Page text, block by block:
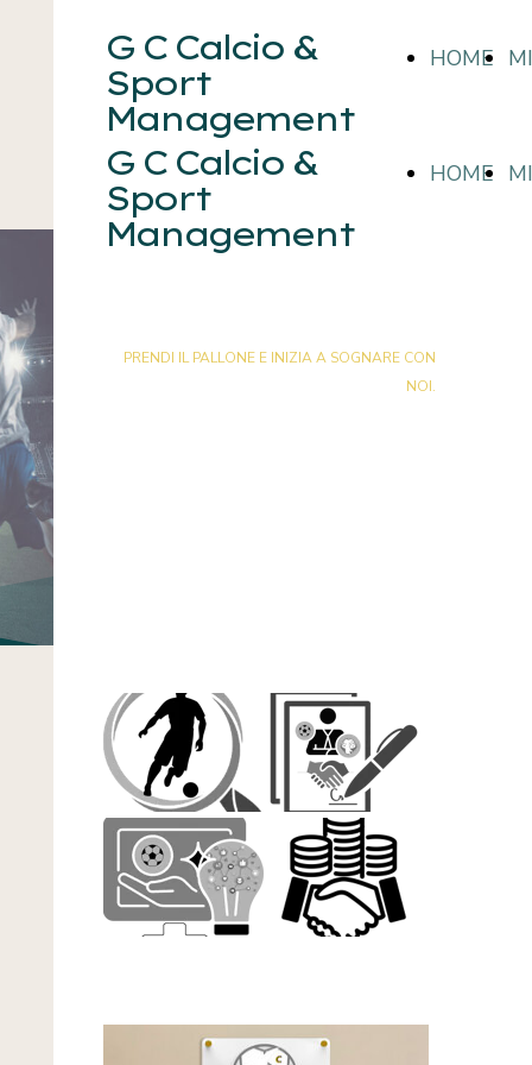
HOME
G C Calcio &
Sport
Management
HOME
G C Calcio &
Sport
Management
PRENDI IL PALLONE E INIZIA A SOGNARE CON
NOI.